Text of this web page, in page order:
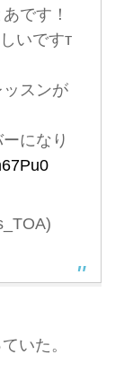
です！
いですт
スンが
になり
いた。